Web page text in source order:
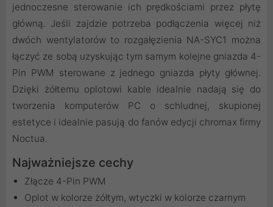
jednoczesne sterowanie ich prędkościami przez płytę
główną. Jeśli zajdzie potrzeba podłączenia więcej niż
dwóch wentylatorów to rozgałęzienia NA-SYC1 można
łączyć ze sobą uzyskując tym samym kolejne gniazda 4-
Pin PWM sterowane z jednego gniazda płyty głównej.
Dzięki żółtemu oplotowi kable idealnie nadają się do
tworzenia komputerów PC o schludnej, skupionej
estetyce i idealnie pasują do fanów edycji chromax firmy
Noctua.
Najważniejsze cechy
Złącze 4-Pin PWM
Oplot w kolorze żółtym, wtyczki w kolorze czarnym